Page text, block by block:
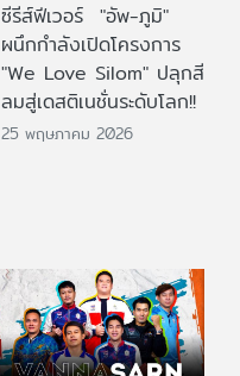
ซีรีส์ฟีเวอร์ "อัพ-ภูมิ"
ผนึกกำลังเปิดโครงการ
"We Love Silom" ปลุกสี
ลมสู่เดสติเนชั่นระดับโลก!!
25 พฤษภาคม 2026